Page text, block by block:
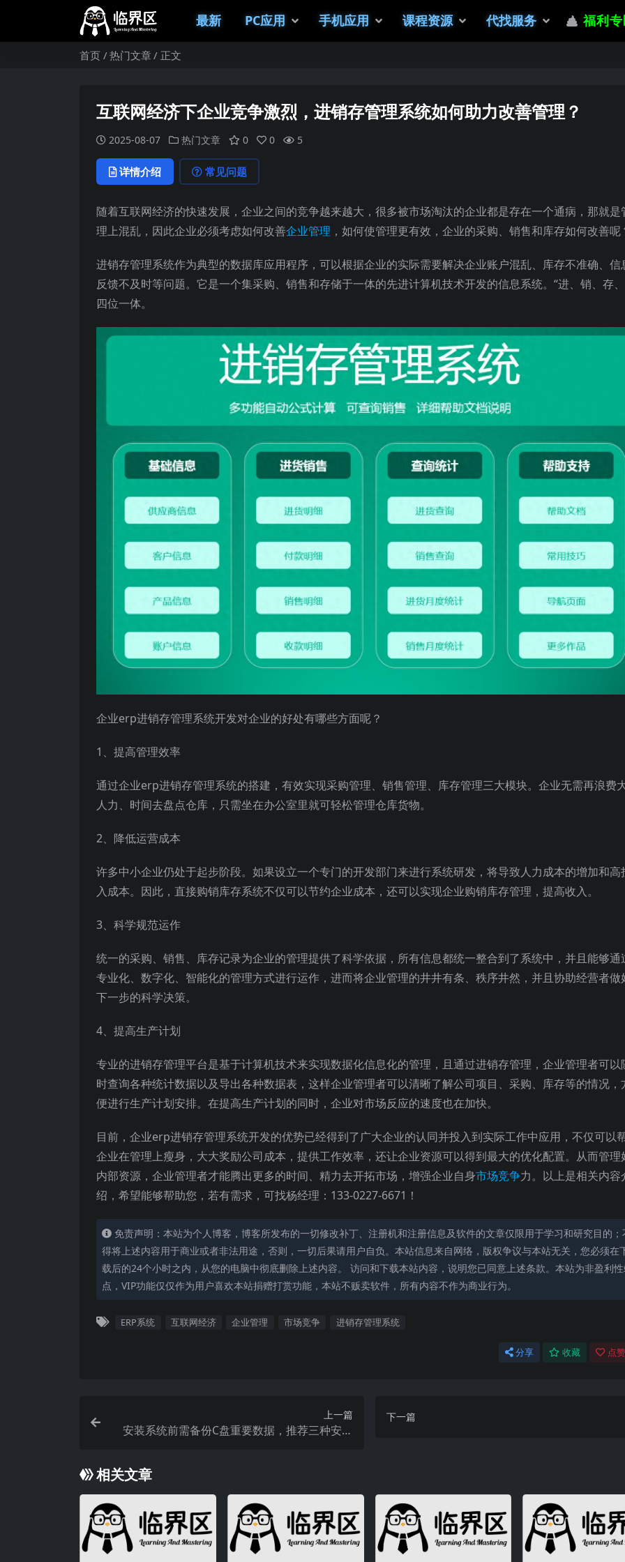
最新 PC应用 手机应用 课程资源 代找服务 福利
首页 热门文章 正文
互联网经济下企业竞争激烈，进销存管理系统如何助力改善管理？
2025-08-07 热门文章 0 0 5
详情介绍 常见问题
随着互联网经济的快速发展，企业之间的竞争越来越大，很多被市场淘汰的企业都是存在一个通病，那就是
理上混乱，因此企业必须考虑如何改善企业管理 ，如何使管理更有效，企业的采购、销售和库存如何改善呢
进销存管理系统作为典型的数据库应用程序，可以根据企业的实际需要解决企业账户混乱、库存不准确、信
反馈不及时等问题。它是一个集采购、销售和存储于一体的先进计算机技术开发的信息系统。“进、销、存
四位一体。
企业erp进销存管理系统开发对企业的好处有哪些方面呢？
1、提高管理效率
通过企业erp进销存管理系统的搭建，有效实现采购管理、销售管理、库存管理三大模块。企业无需再浪费
人力、时间去盘点仓库，只需坐在办公室里就可轻松管理仓库货物。
2、降低运营成本
许多中小企业仍处于起步阶段。如果设立一个专门的开发部门来进行系统研发，将导致人力成本的增加和高
入成本。因此，直接购销库存系统不仅可以节约企业成本，还可以实现企业购销库存管理，提高收入。
3、科学规范运作
统一的采购、销售、库存记录为企业的管理提供了科学依据，所有信息都统一整合到了系统中，并且能够通
专业化、数字化、智能化的管理方式进行运作，进而将企业管理的井井有条、秩序井然，并且协助经营者做
下一步的科学决策。
4、提高生产计划
专业的进销存管理平台是基于计算机技术来实现数据化信息化的管理，且通过进销存管理，企业管理者可以
时查询各种统计数据以及导出各种数据表，这样企业管理者可以清晰了解公司项目、采购、库存等的情况，
便进行生产计划安排。在提高生产计划的同时，企业对市场反应的速度也在加快。
目前，企业erp进销存管理系统开发的优势已经得到了广大企业的认同并投入到实际工作中应用，不仅可以
企业在管理上瘦身，大大奖励公司成本，提供工作效率，还让企业资源可以得到最大的优化配置。从而管理
内部资源，企业管理者才能腾出更多的时间、精力去开拓市场，增强企业自身市场竞争力。以上是相关内容
绍，希望能够帮助您，若有需求，可找杨经理：133-0227-6671！
免责声明：本站为个人博客，博客所发布的一切修改补丁、注册机和注册信息及软件的文章仅限用于学习和研究目的；
得将上述内容用于商业或者非法用途，否则，一切后果请用户自负。本站信息来自网络，版权争议与本站无关，您必须在
载后的24个小时之内，从您的电脑中彻底删除上述内容。 访问和下载本站内容，说明您已同意上述条款。本站为非盈利
点，VIP功能仅仅作为用户喜欢本站捐赠打赏功能，本站不贩卖软件，所有内容不作为商业行为。
ERP系统 互联网经济 企业管理 市场竞争 进销存管理系统
分享 收藏 点
上一篇
安装系统前需备份C盘重要数据，推荐三种安装
下一篇
相关文章